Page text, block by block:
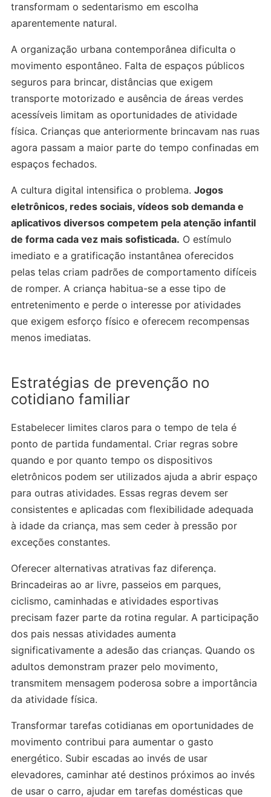
transformam o sedentarismo em escolha
aparentemente natural.
A organização urbana contemporânea dificulta o
movimento espontâneo. Falta de espaços públicos
seguros para brincar, distâncias que exigem
transporte motorizado e ausência de áreas verdes
acessíveis limitam as oportunidades de atividade
física. Crianças que anteriormente brincavam nas ruas
agora passam a maior parte do tempo confinadas em
espaços fechados.
A cultura digital intensifica o problema. Jogos
eletrônicos, redes sociais, vídeos sob demanda e
aplicativos diversos competem pela atenção infantil
de forma cada vez mais sofisticada. O estímulo
imediato e a gratificação instantânea oferecidos
pelas telas criam padrões de comportamento difíceis
de romper. A criança habitua-se a esse tipo de
entretenimento e perde o interesse por atividades
que exigem esforço físico e oferecem recompensas
menos imediatas.
Estratégias de prevenção no
cotidiano familiar
Estabelecer limites claros para o tempo de tela é
ponto de partida fundamental. Criar regras sobre
quando e por quanto tempo os dispositivos
eletrônicos podem ser utilizados ajuda a abrir espaço
para outras atividades. Essas regras devem ser
consistentes e aplicadas com flexibilidade adequada
à idade da criança, mas sem ceder à pressão por
exceções constantes.
Oferecer alternativas atrativas faz diferença.
Brincadeiras ao ar livre, passeios em parques,
ciclismo, caminhadas e atividades esportivas
precisam fazer parte da rotina regular. A participação
dos pais nessas atividades aumenta
significativamente a adesão das crianças. Quando os
adultos demonstram prazer pelo movimento,
transmitem mensagem poderosa sobre a importância
da atividade física.
Transformar tarefas cotidianas em oportunidades de
movimento contribui para aumentar o gasto
energético. Subir escadas ao invés de usar
elevadores, caminhar até destinos próximos ao invés
de usar o carro, ajudar em tarefas domésticas que